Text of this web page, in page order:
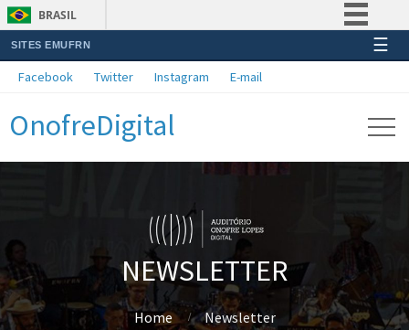
BRASIL
Simplifique!
Acesso à informação
SITES EMUFRN ☰
Facebook Twitter Instagram E-mail
OnofreDigital
NEWSLETTER
Home Newsletter